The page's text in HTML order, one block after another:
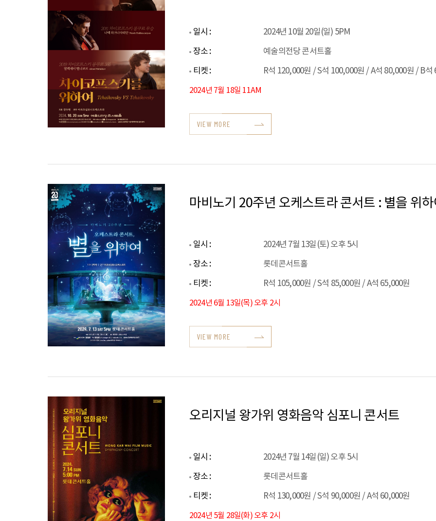
일시 :
2024년 10월 20일(일) 5PM
장소 :
예술의전당 콘서트홀
티켓 :
R석 120,000원 / S석 100,000원 / A석 80,000원 / B석
2024년 7월 18일 11AM
VIEW MORE
마비노기 20주년 오케스트라 콘서트 : 별을 위
일시 :
2024년 7월 13일(토) 오후 5시
장소 :
롯데콘서트홀
티켓 :
R석 105,000원 / S석 85,000원 / A석 65,000원
2024년 6월 13일(목) 오후 2시
VIEW MORE
오리지널 왕가위 영화음악 심포니 콘서트
일시 :
2024년 7월 14일(일) 오후 5시
장소 :
롯데콘서트홀
티켓 :
R석 130,000원 / S석 90,000원 / A석 60,000원
2024년 5월 28일(화) 오후 2시